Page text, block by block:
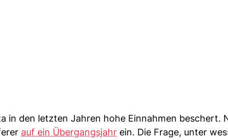
in den letzten Jahren hohe Einnahmen beschert.
auf ein Übergangsjahr ein. Die Frage, unter